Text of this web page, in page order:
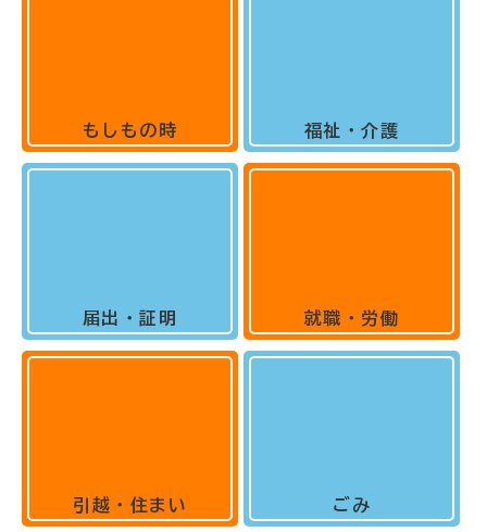
もしもの時
届出・証明
引越・住まい
福祉・介護
就職・労働
ごみ